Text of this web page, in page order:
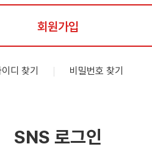
회원가입
디 찾기 비밀번호 찾기
SNS 로그인